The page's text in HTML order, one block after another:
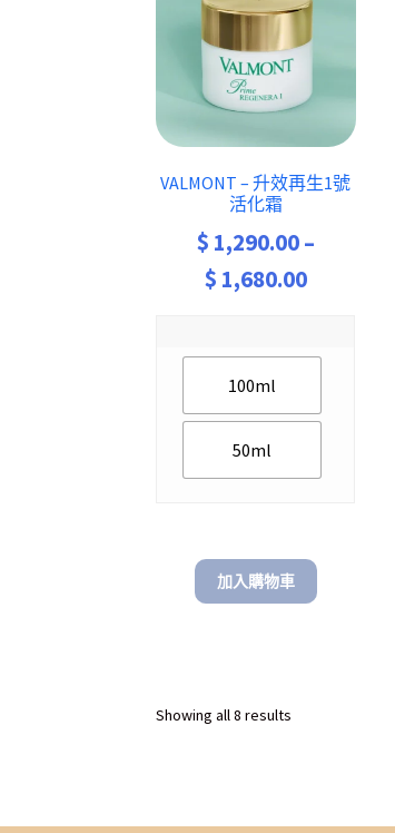
VALMONT – 升效再生1號
活化霜
$ 1,290.00–
$ 1,680.00Price
$ 1,290.00
$ 1,680.00
100ml
50ml
加入購物車
Showing all 8 results